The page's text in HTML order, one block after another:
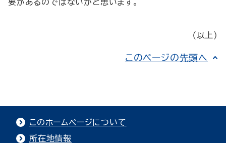
要があるのではないかと思います。
（以上）
このページの先頭へ
このホームページについて
所在地情報